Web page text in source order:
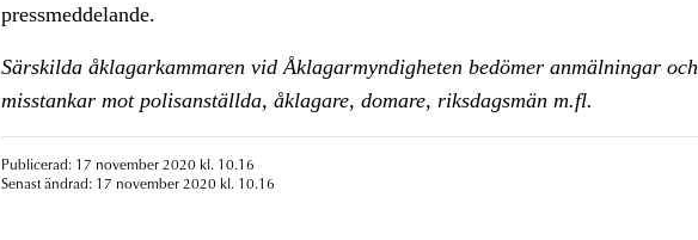
pressmeddelande.
Särskilda åklagarkammaren vid Åklagarmyndigheten bedömer anmälningar och
misstankar mot polisanställda, åklagare, domare, riksdagsmän m.fl.
Publicerad: 17 november 2020 kl. 10.16
Senast ändrad: 17 november 2020 kl. 10.16